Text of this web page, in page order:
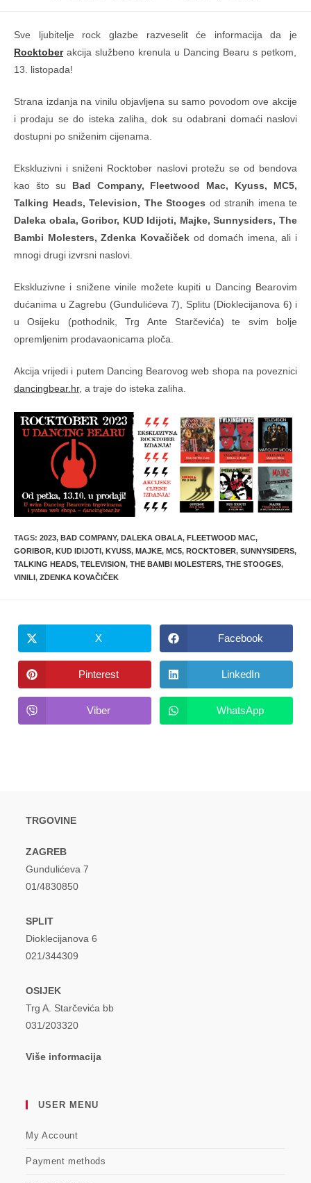
Sve ljubitelje rock glazbe razveselit će informacija da je
Rocktoberakcija službeno krenula u Dancing Bearu s petkom,
13. listopada!
Strana izdanja na vinilu objavljena su samo povodom ove akcije
i prodaju se do isteka zaliha, dok su odabrani domaći naslovi
dostupni po sniženim cijenama.
Ekskluzivni i sniženi Rocktober naslovi protežu se od bendova
kao što su Bad Company, Fleetwood Mac, Kyuss, MC5,
Talking Heads, Television, The Stooges od stranih imena te
Daleka obala, Goribor, KUD Idijoti, Majke, Sunnysiders, The
Bambi Molesters, Zdenka Kovačičekod domaćh imena, ali i
mnogi drugi izvrsni naslovi.
Ekskluzivne i snižene vinile možete kupiti u Dancing Bearovim
dućanima u Zagrebu (Gundulićeva 7), Splitu (Dioklecijanova 6) i
u Osijeku (pothodnik, Trg Ante Starčevića) te svim bolje
opremljenim prodavaonicama ploča.
Akcija vrijedi i putem Dancing Bearovog web shopa na poveznici
dancingbear.hr, a traje do isteka zaliha.
TAGS: 2023, BAD COMPANY, DALEKA OBALA, FLEETWOOD MAC,
GORIBOR, KUD IDIJOTI, KYUSS, MAJKE, MC5, ROCKTOBER, SUNNYSIDERS,
TALKING HEADS, TELEVISION, THE BAMBI MOLESTERS, THE STOOGES,
VINILI, ZDENKA KOVAČIČEK
Opens
in
a
new
window
X
Opens
in
a
new
window
Facebook
Opens
in
a
new
window
Pinterest
Opens
in
a
new
window
LinkedIn
Opens
in
Viber
Opens
in
WhatsApp
TRGOVINE
ZAGREB
Gundulićeva 7
01/4830850
SPLIT
Dioklecijanova 6
021/344309
OSIJEK
Trg A. Starčevića bb
031/203320
Više informacija
USER MENU
My Account
Payment methods